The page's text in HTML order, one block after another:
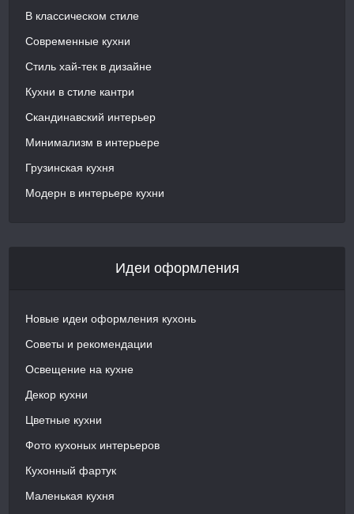
В классическом стиле
Современные кухни
Стиль хай-тек в дизайне
Кухни в стиле кантри
Скандинавский интерьер
Минимализм в интерьере
Грузинская кухня
Модерн в интерьере кухни
Идеи оформления
Новые идеи оформления кухонь
Советы и рекомендации
Освещение на кухне
Декор кухни
Цветные кухни
Фото кухоных интерьеров
Кухонный фартук
Маленькая кухня